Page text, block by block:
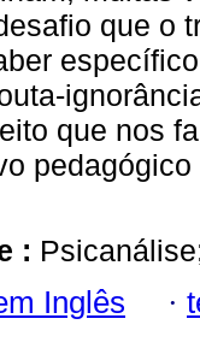
que o
que nos
:
Inglês ·